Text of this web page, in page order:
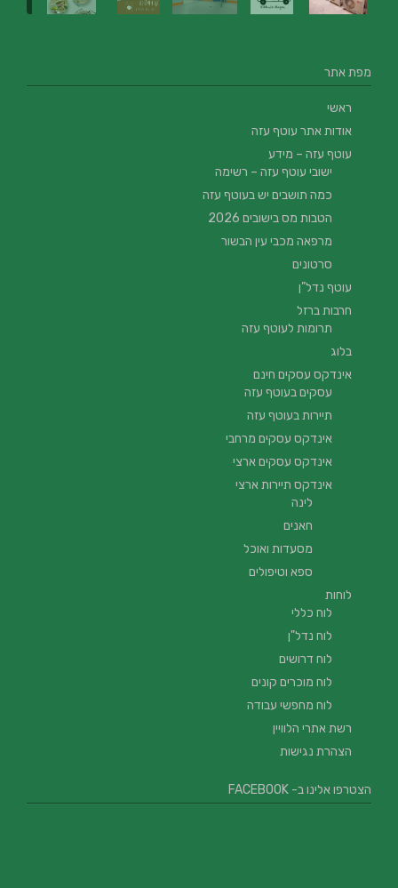
מפת אתר
ראשי
אודות אתר עוטף עזה
עוטף עזה – מידע
ישובי עוטף עזה – רשימה
כמה תושבים יש בעוטף עזה
הטבות מס בישובים 2026
מרפאה מכבי עין הבשור
סרטונים
עוטף נדל”ן
חרבות ברזל
תרומות לעוטף עזה
בלוג
אינדקס עסקים חינם
עסקים בעוטף עזה
תיירות בעוטף עזה
אינדקס עסקים מרחבי
אינדקס עסקים ארצי
אינדקס תיירות ארצי
לינה
חאנים
מסעדות ואוכל
ספא וטיפולים
לוחות
לוח כללי
לוח נדל"ן
לוח דרושים
לוח מוכרים קונים
לוח מחפשי עבודה
רשת אתרי הלוויין
הצהרת נגישות
הצטרפו אלינו ב- FACEBOOK